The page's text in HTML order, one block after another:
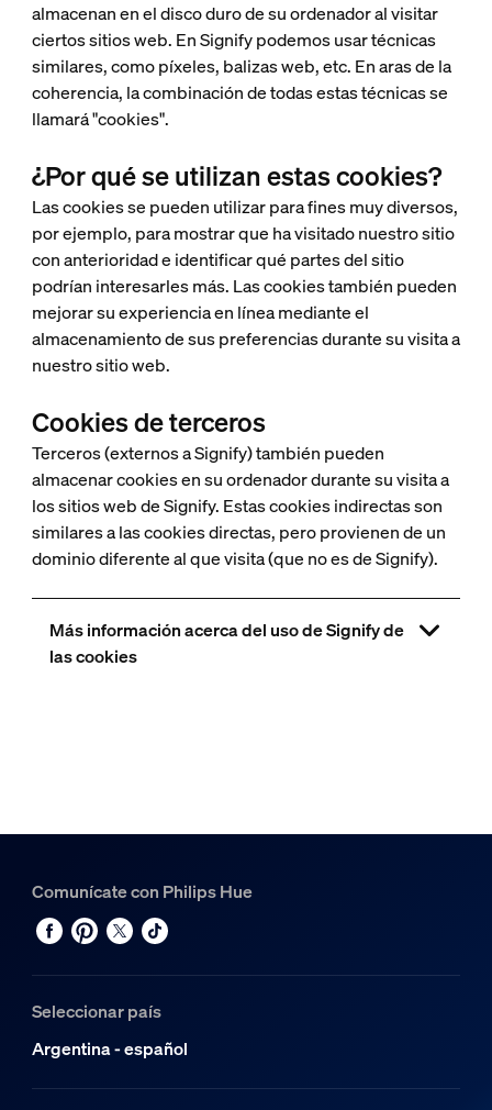
almacenan en el disco duro de su ordenador al visitar
ciertos sitios web. En Signify podemos usar técnicas
similares, como píxeles, balizas web, etc. En aras de la
coherencia, la combinación de todas estas técnicas se
llamará "cookies".
¿Por qué se utilizan estas cookies?
Las cookies se pueden utilizar para fines muy diversos,
por ejemplo, para mostrar que ha visitado nuestro sitio
con anterioridad e identificar qué partes del sitio
podrían interesarles más. Las cookies también pueden
mejorar su experiencia en línea mediante el
almacenamiento de sus preferencias durante su visita a
nuestro sitio web.
Cookies de terceros
Terceros (externos a Signify) también pueden
almacenar cookies en su ordenador durante su visita a
los sitios web de Signify. Estas cookies indirectas son
similares a las cookies directas, pero provienen de un
dominio diferente al que visita (que no es de Signify).
Más información acerca del uso de Signify de
las cookies
Comunícate con Philips Hue
Seleccionar país
Argentina - español